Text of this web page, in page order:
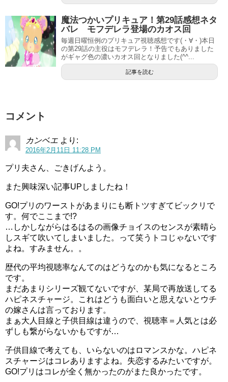
魔法つかいプリキュア！第29話感想ネタ
バレ モフデレラ登場のカオス回
毎週日曜恒例のプリキュア視聴感想です(・∀・)本日
の第29話の主役はモフデレラ！予告でもありました
がギャグ色の濃いカオス回となりました(^^...
記事を読む
コメント
カンベエ より:
2016年2月11日 11:28 PM
プリ夫さん、ごきげんよう。
また興味深い記事UPしましたね！
GO!プリのワーストがあまりにも断トツすぎてビックリで
す。何でここまで!?
…しかしながらはるはるの画像チョイスのセンスが素晴ら
しスギて吹いてしまいました。って笑うトコじゃないです
よね。すみません。。
歴代の平均視聴率なんてのはどうなのかも気になるところ
です。
まだあまりシリーズ観てないですが、某局で再放送してる
ハピネスチャージ。これはどうも面白いと思えないとウチ
の嫁さんは言っております。
まぁ大人目線と子供目線は違うので、視聴率＝人気とは必
ずしも繋がらないかもですが…
子供目線で考えても、いらないのはロマンスかな。ハピネ
スチャージはコレありますよね。失恋するみたいですが。
GO!プリはコレが全く無かったのがまた良かったです。